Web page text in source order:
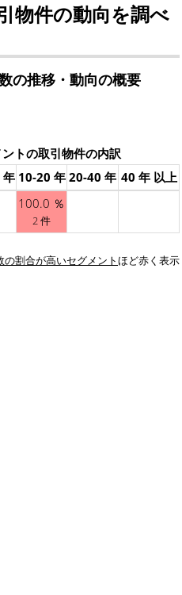
物件の動向を調べ
の推移・動向の概要
トの取引物件の内訳
年 10-20 年 20-40 年 40 年 以上
100.0 ％
2 件
の割合が高いセグメントほど赤く表示